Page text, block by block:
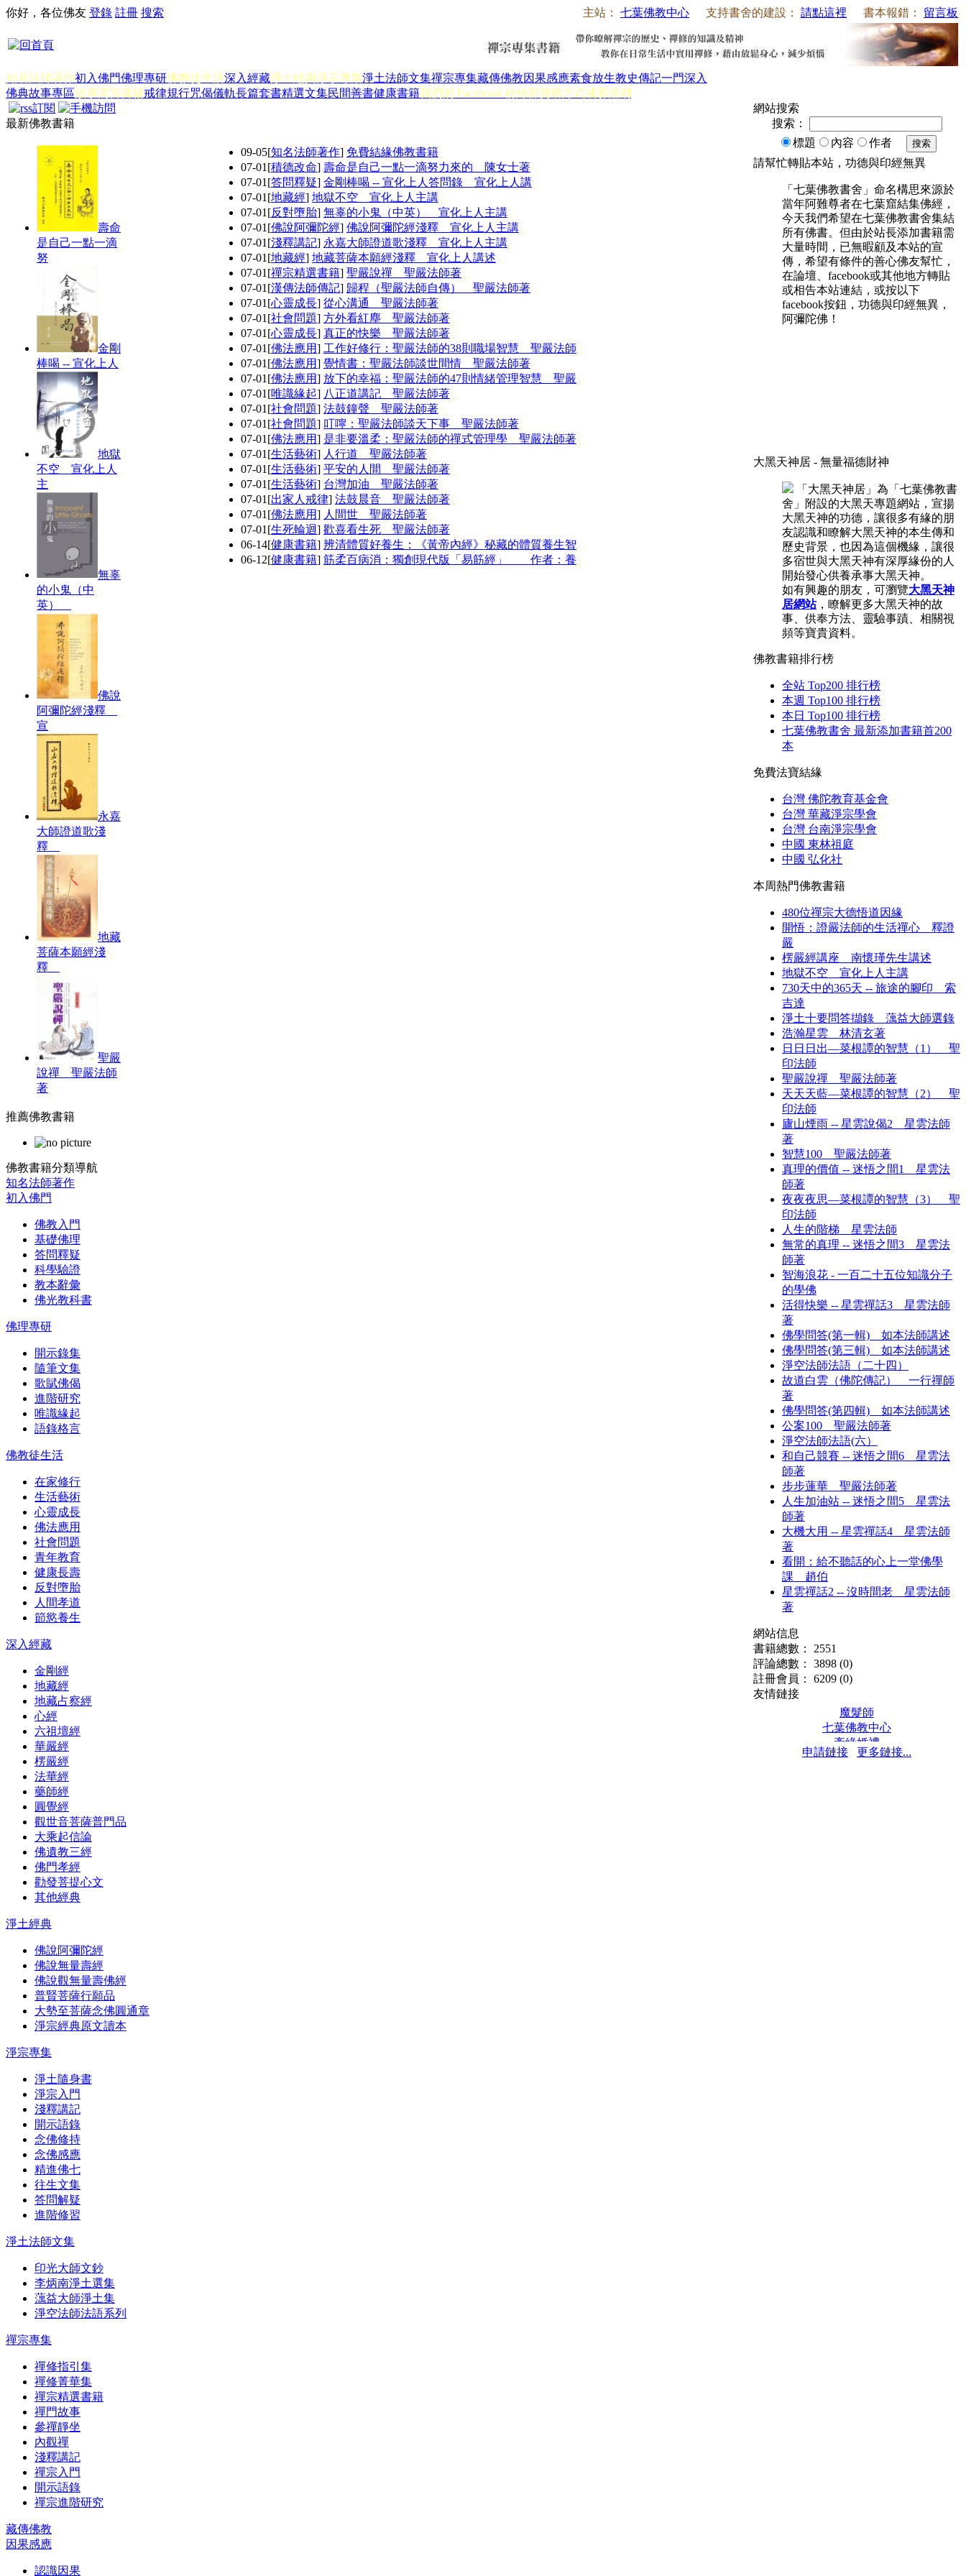
主站： 七葉佛教中心 支持書舍的建設： 請點這裡 書本報錯： 留言板
你好，各位佛友 登錄 註冊 搜索
知名法師著作初入佛門佛理專研佛教徒生活深入經藏淨土經典淨宗專集淨土法師文集禪宗專集藏傳佛教因果感應素食放生教史傳記一門深入
佛典故事專區故事寓言書籍戒律規行咒偈儀軌長篇套書精選文集民間善書健康書籍我們的 Facebook 粉絲群贊助方式戒邪淫網
最新佛教書籍
壽命
是自己一點一滴
努
金剛
棒喝 -- 宣化上人
地獄
不空 宣化上人
主
無辜
的小鬼（中
英）
佛說
阿彌陀經淺釋
宣
永嘉
大師證道歌淺
釋
地藏
菩薩本願經淺
釋
聖嚴
說禪 聖嚴法師
著
09-05[知名法師著作] 免費結緣佛教書籍
07-01 [積德改命] 壽命是自己一點一滴努力來的 陳女士著
07-01 [答問釋疑] 金剛棒喝 -- 宣化上人答問錄 宣化上人講
07-01 [地藏經] 地獄不空 宣化上人主講
07-01 [反對墮胎] 無辜的小鬼（中英） 宣化上人主講
07-01 [佛說阿彌陀經] 佛說阿彌陀經淺釋 宣化上人主講
07-01 [淺釋講記] 永嘉大師證道歌淺釋 宣化上人主講
07-01 [地藏經] 地藏菩薩本願經淺釋 宣化上人講述
07-01 [禪宗精選書籍] 聖嚴說禪 聖嚴法師著
07-01 [漢傳法師傳記] 歸程（聖嚴法師自傳） 聖嚴法師著
07-01 [心靈成長] 從心溝通 聖嚴法師著
07-01 [社會問題] 方外看紅塵 聖嚴法師著
07-01 [心靈成長] 真正的快樂 聖嚴法師著
07-01 [佛法應用] 工作好修行：聖嚴法師的38則職場智慧 聖嚴法師
07-01 [佛法應用] 覺情書：聖嚴法師談世間情 聖嚴法師著
07-01 [佛法應用] 放下的幸福：聖嚴法師的47則情緒管理智慧 聖嚴
07-01 [唯識緣起] 八正道講記 聖嚴法師著
07-01 [社會問題] 法鼓鐘聲 聖嚴法師著
07-01 [社會問題] 叮嚀：聖嚴法師談天下事 聖嚴法師著
07-01 [佛法應用] 是非要溫柔：聖嚴法師的禪式管理學 聖嚴法師著
07-01 [生活藝術] 人行道 聖嚴法師著
07-01 [生活藝術] 平安的人間 聖嚴法師著
07-01 [生活藝術] 台灣加油 聖嚴法師著
07-01 [出家人戒律] 法鼓晨音 聖嚴法師著
07-01 [佛法應用] 人間世 聖嚴法師著
07-01 [生死輪迴] 歡喜看生死 聖嚴法師著
06-14[健康書籍] 辨清體質好養生：《黃帝內經》秘藏的體質養生智
06-12[健康書籍] 筋柔百病消：獨創現代版「易筋經」 作者：養
推薦佛教書籍
佛教書籍分類導航
知名法師著作
初入佛門
佛教入門
基礎佛理
答問釋疑
科學驗證
教本辭彙
佛光教科書
佛理專研
開示錄集
隨筆文集
歌賦佛偈
進階研究
唯識緣起
語錄格言
佛教徒生活
在家修行
生活藝術
心靈成長
佛法應用
社會問題
青年教育
健康長壽
反對墮胎
人間孝道
節慾養生
深入經藏
金剛經
地藏經
地藏占察經
心經
六祖壇經
華嚴經
楞嚴經
法華經
藥師經
圓覺經
觀世音菩薩普門品
大乘起信論
佛遺教三經
佛門孝經
勸發菩提心文
其他經典
淨土經典
佛說阿彌陀經
佛說無量壽經
佛說觀無量壽佛經
普賢菩薩行願品
大勢至菩薩念佛圓通章
淨宗經典原文讀本
淨宗專集
淨土隨身書
淨宗入門
淺釋講記
開示語錄
念佛修持
念佛感應
精進佛七
往生文集
答問解疑
進階修習
淨土法師文集
印光大師文鈔
李炳南淨土選集
蕅益大師淨土集
淨空法師法語系列
禪宗專集
禪修指引集
禪修菁華集
禪宗精選書籍
禪門故事
參禪靜坐
內觀禪
淺釋講記
禪宗入門
開示語錄
禪宗進階研究
藏傳佛教
因果感應
認識因果
網站搜索
搜索：
標題
內容 作者 搜索
請幫忙轉貼本站，功德與印經無異
「七葉佛教書舍」命名構思來源於
當年阿難尊者在七葉窟結集佛經，
今天我們希望在七葉佛教書舍集結
所有佛書。但由於站長添加書籍需
大量時間，已無暇顧及本站的宣
傳，希望有條件的善心佛友幫忙，
在論壇、facebook或其他地方轉貼
或相告本站連結，或按以下
facebook按鈕，功德與印經無異，
阿彌陀佛！
大黑天神居 - 無量福德財神
「大黑天神居」為「七葉佛教書
舍」附設的大黑天專題網站，宣揚
大黑天神的功德，讓很多有緣的朋
友認識和瞭解大黑天神的本生傳和
歷史背景，也因為這個機緣，讓很
多宿世與大黑天神有深厚緣份的人
開始發心供養承事大黑天神。
如有興趣的朋友，可瀏覽大黑天神
居網站，瞭解更多大黑天神的故
事、供奉方法、靈驗事蹟、相關視
頻等寶貴資料。
佛教書籍排行榜
全站 Top200 排行榜
本週 Top100 排行榜
本日 Top100 排行榜
七葉佛教書舍 最新添加書籍首200
本
免費法寶結緣
台灣 佛陀教育基金會
台灣 華藏淨宗學會
台灣 台南淨宗學會
中國 東林祖庭
中國 弘化社
本周熱門佛教書籍
480位禪宗大德悟道因緣
開悟：證嚴法師的生活禪心 釋證
嚴
楞嚴經講座 南懷瑾先生講述
地獄不空 宣化上人主講
730天中的365天 -- 旅途的腳印 索
吉達
淨土十要問答擷錄 蕅益大師選錄
浩瀚星雲 林清玄著
日日日出—菜根譚的智慧（1） 聖
印法師
聖嚴說禪 聖嚴法師著
天天天藍—菜根譚的智慧（2） 聖
印法師
廬山煙雨 -- 星雲說偈2 星雲法師
著
智慧100 聖嚴法師著
真理的價值 -- 迷悟之間1 星雲法
師著
夜夜夜思—菜根譚的智慧（3） 聖
印法師
人生的階梯 星雲法師
無常的真理 -- 迷悟之間3 星雲法
師著
智海浪花 - 一百二十五位知識分子
的學佛
活得快樂 -- 星雲禪話3 星雲法師
著
佛學問答(第一輯) 如本法師講述
佛學問答(第三輯) 如本法師講述
淨空法師法語（二十四）
故道白雲（佛陀傳記） 一行禪師
著
佛學問答(第四輯) 如本法師講述
公案100 聖嚴法師著
淨空法師法語(六）
和自己競賽 -- 迷悟之間6 星雲法
師著
步步蓮華 聖嚴法師著
人生加油站 -- 迷悟之間5 星雲法
師著
大機大用 -- 星雲禪話4 星雲法師
著
看開：給不聽話的心上一堂佛學
課 趙伯
星雲禪話2 -- 沒時間老 星雲法師
著
網站信息
書籍總數： 2551
評論總數： 3898 (0)
註冊會員： 6209 (0)
友情鏈接
魔髮師
七葉佛教中心
牽緣婚禮
保髮堂
申請鏈接 更多鏈接...